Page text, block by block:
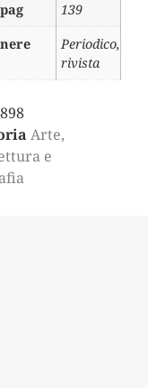
139
Periodico,
rivista
Arte,
e